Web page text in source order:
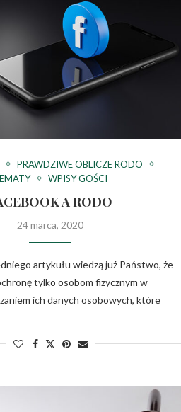
PRAWDZIWE OBLICZE RODO
WPISY GOŚCI
A RODO
24 marca, 2020
artykułu wiedzą już Państwo, że
tylko osobom fizycznym w
ich danych osobowych, które